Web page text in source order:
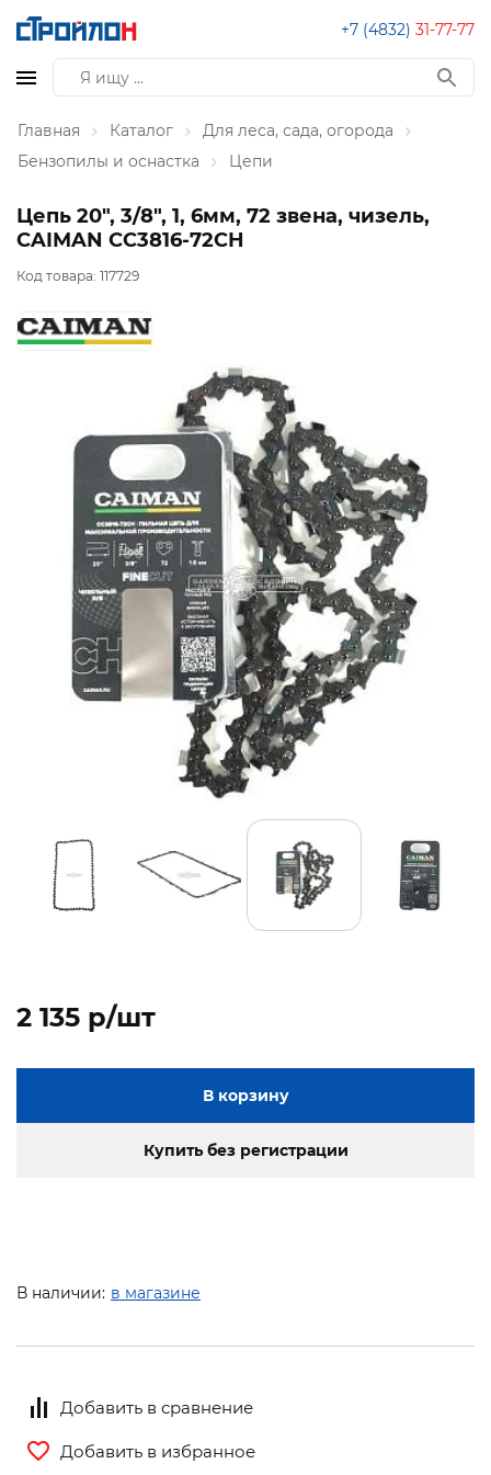
+7 (4832) 31-77-77
Главная Каталог
Для леса, сада, огорода
Бензопилы и оснастка
Цепи
Цепь 20", 3/8", 1, 6мм, 72 звена, чизель,
CAIMAN CC3816-72CH
Код товара: 117729
2 135 p/шт
В корзину
Купить без регистрации
В наличии: в магазине
Добавить в сравнение
Добавить в избранное